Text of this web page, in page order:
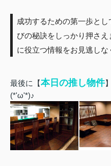
成功するための第一歩と
びの秘訣をしっかり押さ
に役立つ情報をお見逃しな
最後に【本日の推し物件
(*'ω'*)♪